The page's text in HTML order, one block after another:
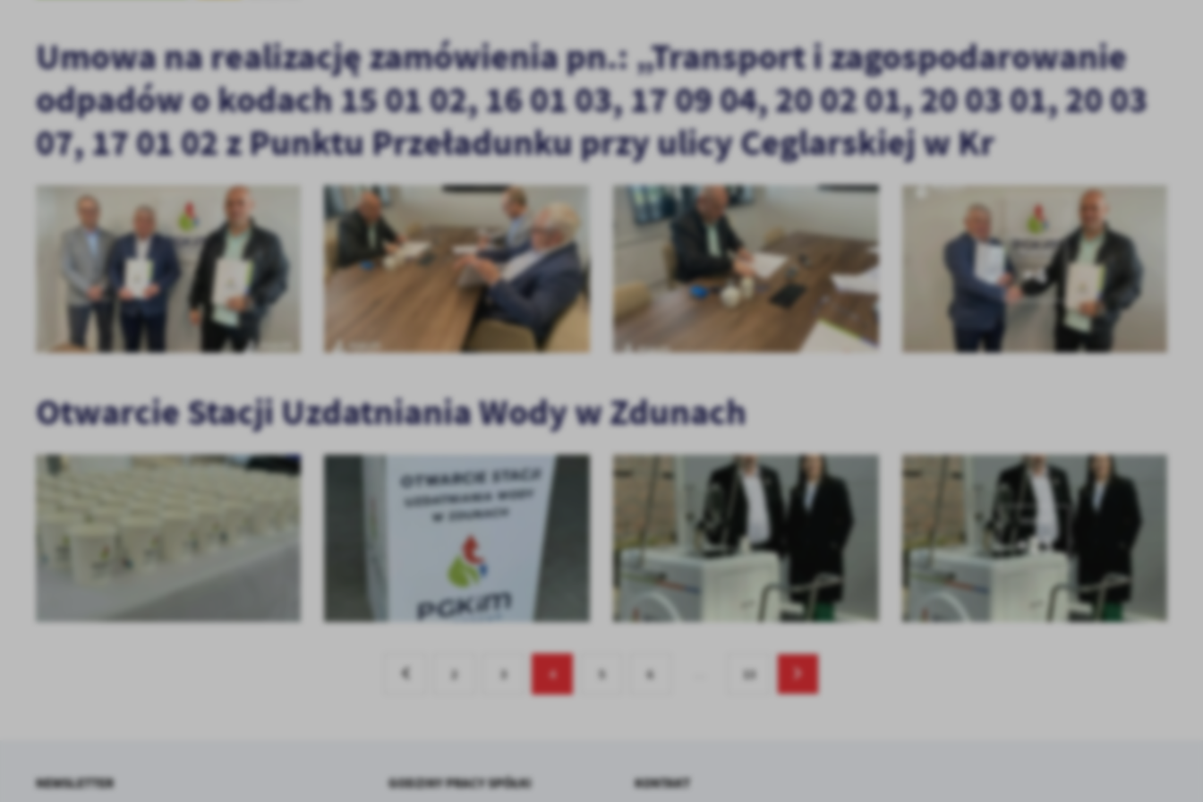
Umowa na realizację zamówienia pn.: „Transport i zagospodarowanie
odpadów o kodach 15 01 02, 16 01 03, 17 09 04, 20 02 01, 20 03 01, 20 03
07, 17 01 02 z Punktu Przeładunku przy ulicy Ceglarskiej w Kr
KOLEJNE
+4
Otwarcie Stacji Uzdatniania Wody w Zdunach
+23
2 3 4 5 6 13
NEWSLETTER GODZINY PRACY SPÓŁKI KONTAKT